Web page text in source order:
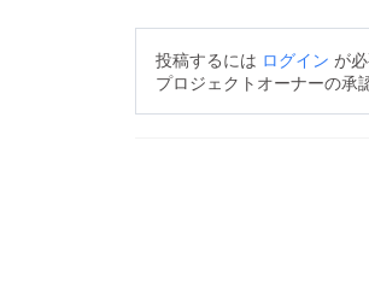
投稿するには ログイン が必
プロジェクトオーナーの承